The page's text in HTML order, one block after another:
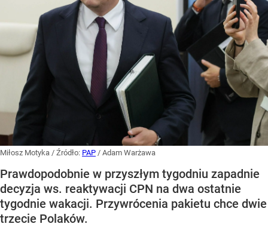
Miłosz Motyka / Źródło: PAP / Adam Warżawa
Prawdopodobnie w przyszłym tygodniu zapadnie
decyzja ws. reaktywacji CPN na dwa ostatnie
tygodnie wakacji. Przywrócenia pakietu chce dwie
trzecie Polaków.